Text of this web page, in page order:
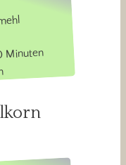
Minuten